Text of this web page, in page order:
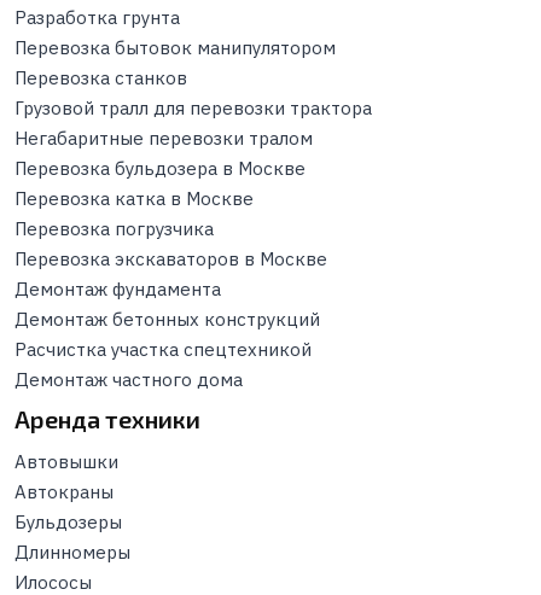
Разработка грунта
Перевозка бытовок манипулятором
Перевозка станков
Грузовой тралл для перевозки трактора
Негабаритные перевозки тралом
Перевозка бульдозера в Москве
Перевозка катка в Москве
Перевозка погрузчика
Перевозка экскаваторов в Москве
Демонтаж фундамента
Демонтаж бетонных конструкций
Расчистка участка спецтехникой
Демонтаж частного дома
Аренда техники
Автовышки
Автокраны
Бульдозеры
Длинномеры
Илососы